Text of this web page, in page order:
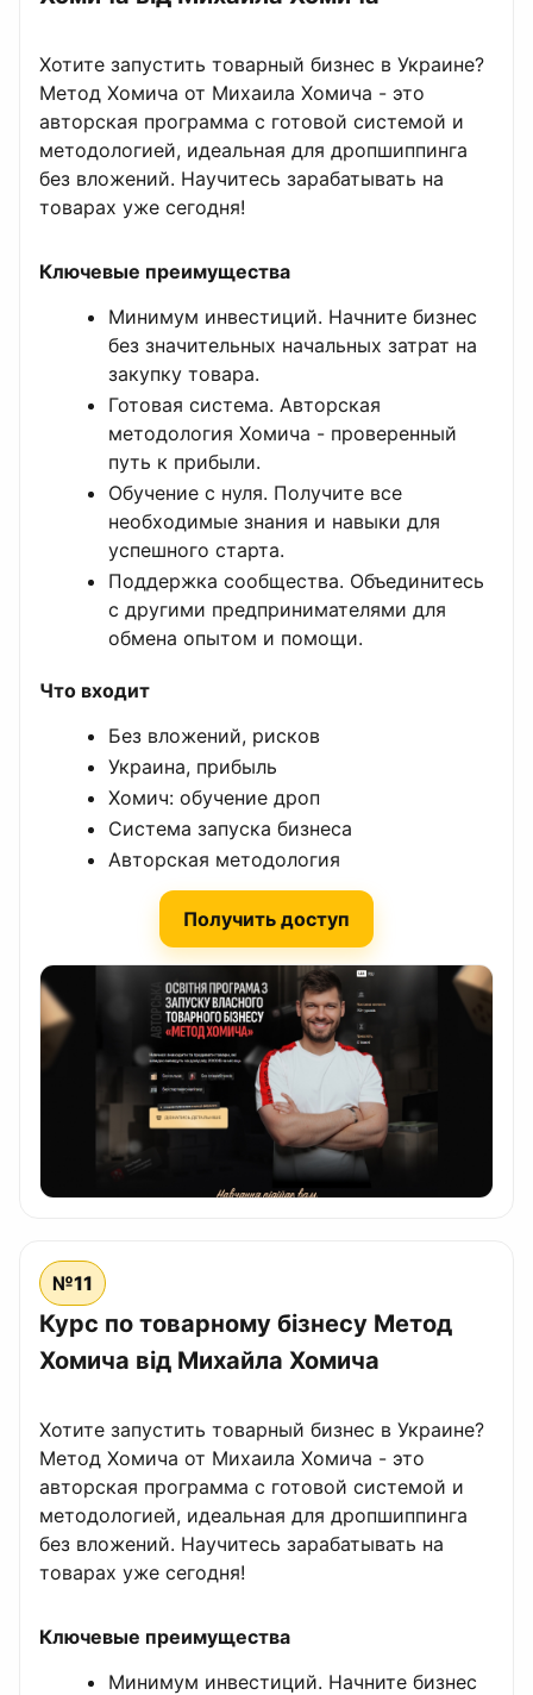
Хотите запустить товарный бизнес в Украине?
Метод Хомича от Михаила Хомича - это
авторская программа с готовой системой и
методологией, идеальная для дропшиппинга
без вложений. Научитесь зарабатывать на
товарах уже сегодня!
Ключевые преимущества
Минимум инвестиций. Начните бизнес
без значительных начальных затрат на
закупку товара.
Готовая система. Авторская
методология Хомича - проверенный
путь к прибыли.
Обучение с нуля. Получите все
необходимые знания и навыки для
успешного старта.
Поддержка сообщества. Объединитесь
с другими предпринимателями для
обмена опытом и помощи.
Что входит
Без вложений, рисков
Украина, прибыль
Хомич: обучение дроп
Система запуска бизнеса
Авторская методология
Получить доступ
№11
Курс по товарному бізнесу Метод
Хомича від Михайла Хомича
Хотите запустить товарный бизнес в Украине?
Метод Хомича от Михаила Хомича - это
авторская программа с готовой системой и
методологией, идеальная для дропшиппинга
без вложений. Научитесь зарабатывать на
товарах уже сегодня!
Ключевые преимущества
Минимум инвестиций. Начните бизнес